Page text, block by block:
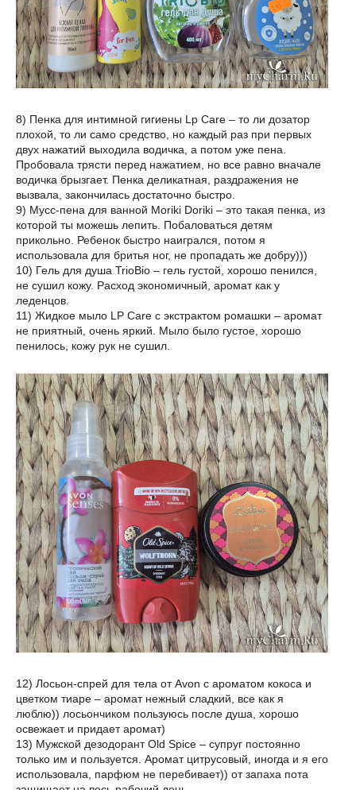
8) Пенка для интимной гигиены Lp Care – то ли дозатор
плохой, то ли само средство, но каждый раз при первых
двух нажатий выходила водичка, а потом уже пена.
Пробовала трясти перед нажатием, но все равно вначале
водичка брызгает. Пенка деликатная, раздражения не
вызвала, закончилась достаточно быстро.
9) Мусс-пена для ванной Moriki Doriki – это такая пенка, из
которой ты можешь лепить. Побаловаться детям
прикольно. Ребенок быстро наигрался, потом я
использовала для бритья ног, не пропадать же добру)))
10) Гель для душа TrioBio – гель густой, хорошо пенился,
не сушил кожу. Расход экономичный, аромат как у
леденцов.
11) Жидкое мыло LP Care с экстрактом ромашки – аромат
не приятный, очень яркий. Мыло было густое, хорошо
пенилось, кожу рук не сушил.
12) Лосьон-спрей для тела от Avon с ароматом кокоса и
цветком тиаре – аромат нежный сладкий, все как я
люблю)) лосьончиком пользуюсь после душа, хорошо
освежает и придает аромат)
13) Мужской дезодорант Old Spice – супруг постоянно
только им и пользуется. Аромат цитрусовый, иногда и я его
использовала, парфюм не перебивает)) от запаха пота